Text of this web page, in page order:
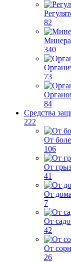
82
340
73
84
Средства
222
От
106
От
41
От
7
От
42
От
26